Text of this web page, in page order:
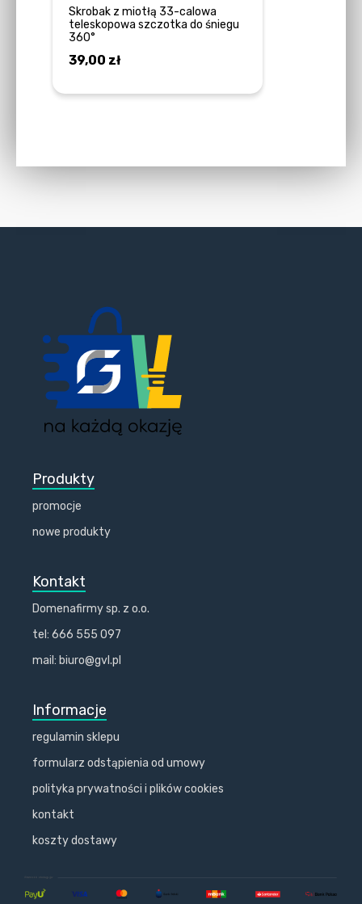
Skrobak z miotłą 33-calowa
teleskopowa szczotka do śniegu
360°
39,00 zł
Produkty
promocje
nowe produkty
Kontakt
Domenafirmy sp. z o.o.
tel: 666 555 097
mail: biuro@gvl.pl
Informacje
regulamin sklepu
formularz odstąpienia od umowy
polityka prywatności i plików cookies
kontakt
koszty dostawy